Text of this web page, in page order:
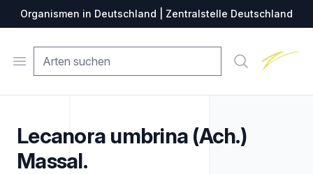
Organismen in Deutschland | Zentralstelle Deutschland
Open menu Suche
Lecanora umbrina (Ach.)
Massal.